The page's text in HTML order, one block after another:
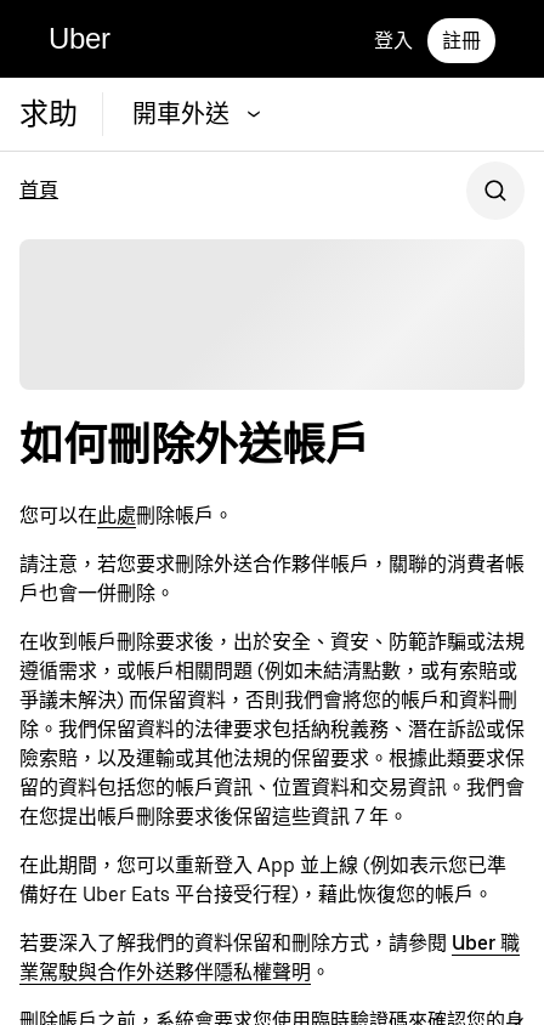
Uber 登入 註冊
求助 開車外送
首頁
如何刪除外送帳戶
您可以在此處刪除帳戶。
請注意，若您要求刪除外送合作夥伴帳戶，關聯的消費者帳
戶也會一併刪除。
在收到帳戶刪除要求後，出於安全、資安、防範詐騙或法規
遵循需求，或帳戶相關問題 (例如未結清點數，或有索賠或
爭議未解決) 而保留資料，否則我們會將您的帳戶和資料刪
除。我們保留資料的法律要求包括納稅義務、潛在訴訟或保
險索賠，以及運輸或其他法規的保留要求。根據此類要求保
留的資料包括您的帳戶資訊、位置資料和交易資訊。我們會
在您提出帳戶刪除要求後保留這些資訊 7 年。
在此期間，您可以重新登入 App 並上線 (例如表示您已準
備好在 Uber Eats 平台接受行程)，藉此恢復您的帳戶。
若要深入了解我們的資料保留和刪除方式，請參閱 Uber 職
業駕駛與合作外送夥伴隱私權聲明 。